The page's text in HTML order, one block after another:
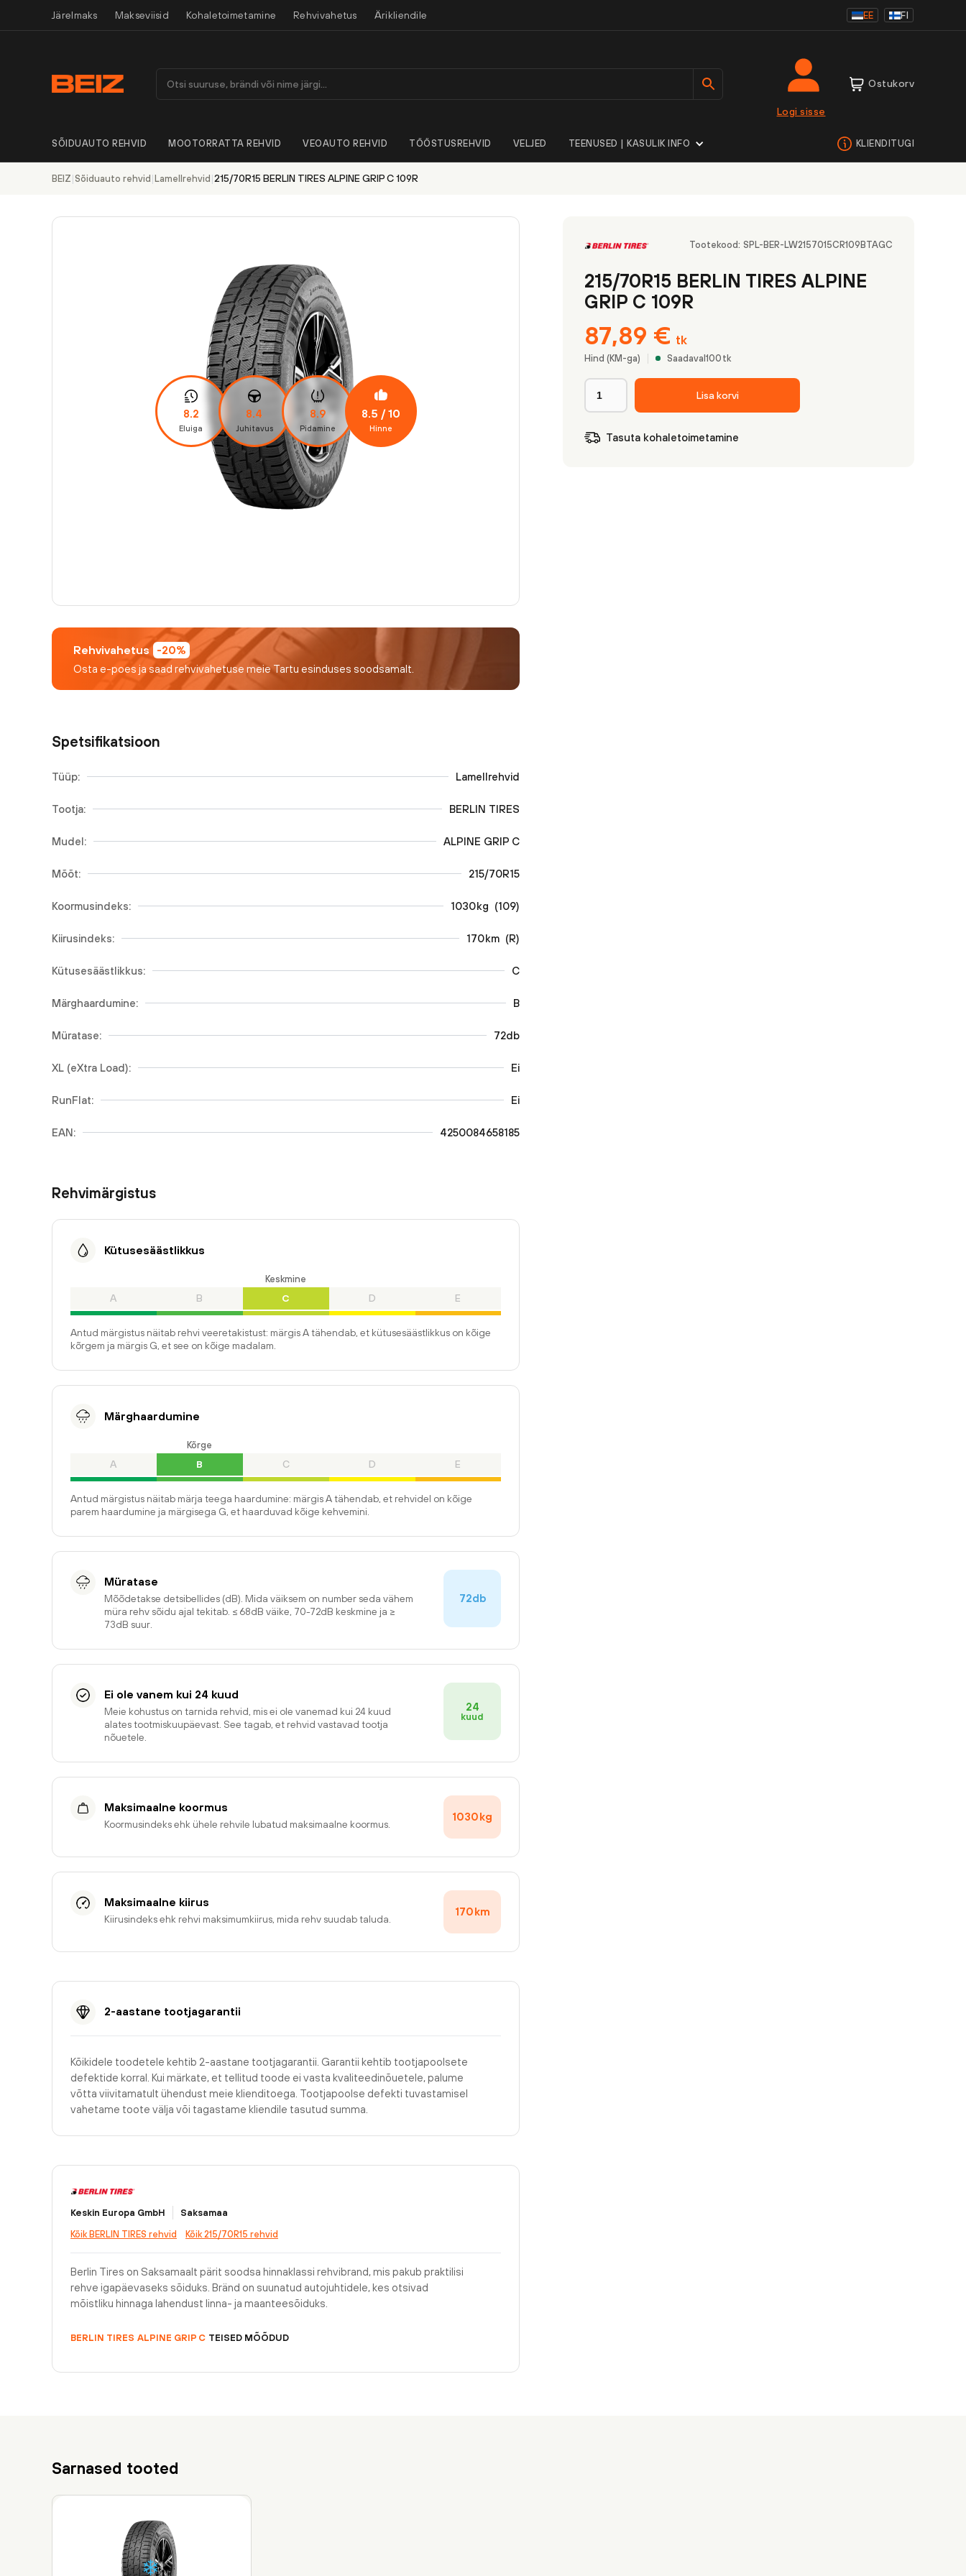
Järelmaks Makseviisid Kohaletoimetamine Rehvivahetus Ärikliendile EE FI
Logi sisse
Ostukorv
SÕIDUAUTO REHVID MOOTORRATTA REHVID VEOAUTO REHVID TÖÖSTUSREHVID VELJED TEENUSED | KASULIK INFO KLIENDITUGI
BEIZ | Sõiduauto rehvid | Lamellrehvid |215/70R15 BERLIN TIRES ALPINE GRIP C 109R
8.2
Eluiga
8.4
Juhitavus
8.9
Pidamine
8.5 / 10
Hinne
Rehvivahetus -20%
Osta e-poes ja saad rehvivahetuse meie Tartu esinduses soodsamalt.
Spetsifikatsioon
Tüüp: Lamellrehvid
Tootja: BERLIN TIRES
Mudel: ALPINE GRIP C
Mõõt: 215/70R15
Koormusindeks: 1030kg (109)
Kiirusindeks: 170km (R)
Kütusesäästlikkus: C
Märghaardumine: B
Müratase: 72db
XL (eXtra Load): Ei
RunFlat: Ei
EAN: 4250084658185
Rehvimärgistus
Kütusesäästlikkus
A B
Keskmine
C D E
Antud märgistus näitab rehvi veeretakistust: märgis A tähendab, et kütusesäästlikkus on kõige
kõrgem ja märgis G, et see on kõige madalam.
Märghaardumine
A
Kõrge
B C D E
Antud märgistus näitab märja teega haardumine: märgis A tähendab, et rehvidel on kõige
parem haardumine ja märgisega G, et haarduvad kõige kehvemini.
Müratase
Mõõdetakse detsibellides (dB). Mida väiksem on number seda vähem
müra rehv sõidu ajal tekitab. ≤ 68dB väike, 70-72dB keskmine ja ≥
73dB suur.
72db
Ei ole vanem kui 24 kuud
Meie kohustus on tarnida rehvid, mis ei ole vanemad kui 24 kuud
alates tootmiskuupäevast. See tagab, et rehvid vastavad tootja
nõuetele.
24
kuud
Maksimaalne koormus
Koormusindeks ehk ühele rehvile lubatud maksimaalne koormus.
1030kg
Maksimaalne kiirus
Kiirusindeks ehk rehvi maksimumkiirus, mida rehv suudab taluda.
170km
2-aastane tootjagarantii
Kõikidele toodetele kehtib 2-aastane tootjagarantii. Garantii kehtib tootjapoolsete
defektide korral. Kui märkate, et tellitud toode ei vasta kvaliteedinõuetele, palume
võtta viivitamatult ühendust meie klienditoega. Tootjapoolse defekti tuvastamisel
vahetame toote välja või tagastame kliendile tasutud summa.
Keskin Europa GmbH
Saksamaa
Kõik BERLIN TIRES rehvid
Kõik 215/70R15 rehvid
Berlin Tires on Saksamaalt pärit soodsa hinnaklassi rehvibrand, mis pakub praktilisi
rehve igapäevaseks sõiduks. Bränd on suunatud autojuhtidele, kes otsivad
mõistliku hinnaga lahendust linna- ja maanteesõiduks.
BERLIN TIRES ALPINE GRIP C TEISED MÕÕDUD
Tootekood: SPL-BER-LW2157015CR109BTAGC
215/70R15 BERLIN TIRES ALPINE
GRIP C 109R
87,89 € tk
Hind (KM-ga) Saadaval100 tk
Lisa korvi
Tasuta kohaletoimetamine
Sarnased tooted